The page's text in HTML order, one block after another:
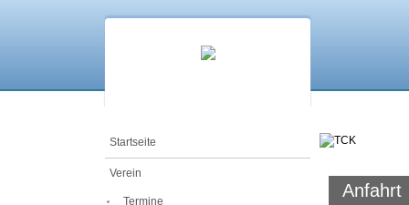
Startseite
Verein
Termine
Anfahrt